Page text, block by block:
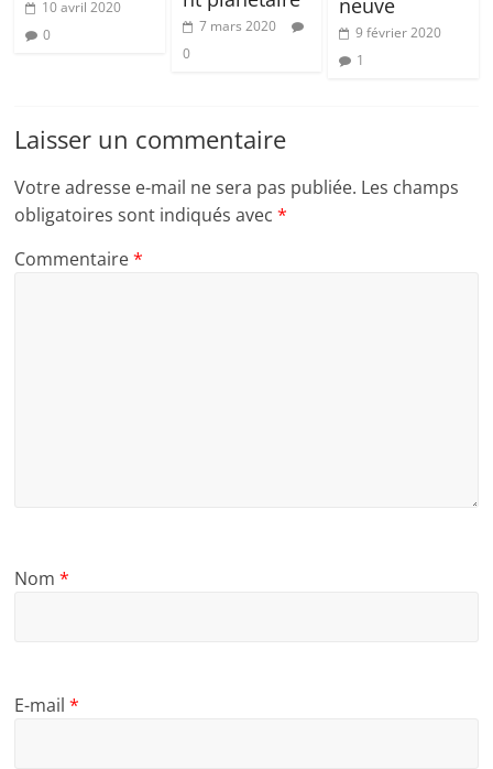
10 avril 2020
0
7 mars 2020
0
neuve
9 février 2020
1
Laisser un commentaire
Votre adresse e-mail ne sera pas publiée. Les champs
obligatoires sont indiqués avec*
Commentaire*
Nom*
E-mail*